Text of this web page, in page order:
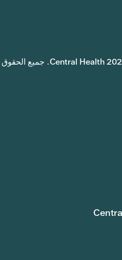
جميع الحقوق محفوظة © 2026 Central Health. جميع الحقوق